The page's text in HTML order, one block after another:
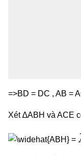
=>BD = DC , AB =
Xét ∆ABH và ACE
=